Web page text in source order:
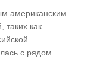
американским
таких как
с рядом